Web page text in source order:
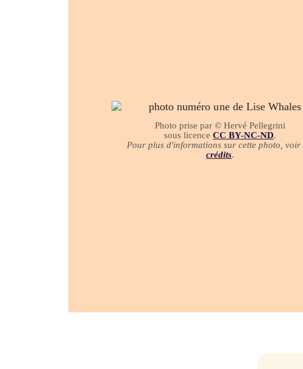
Photo prise par © Hervé Pellegrini
sous licenceCC BY-NC-ND.
Pour plus d'informations sur cette photo, voir
crédits.